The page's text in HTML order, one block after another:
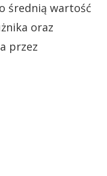
średnią wartość
oraz
przez